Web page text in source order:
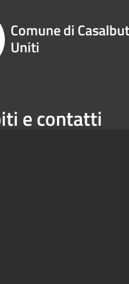
Comune di
Uniti
e contatti